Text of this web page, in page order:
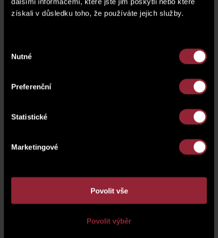
získali v důsledku toho, že používáte jejich služby.
souhlasu
Nutné
Preferenční
Statistické
Marketingové
Povolit vše
Povolit výběr